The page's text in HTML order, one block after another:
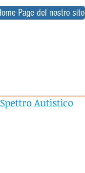
Page del nostro sito
Autistico